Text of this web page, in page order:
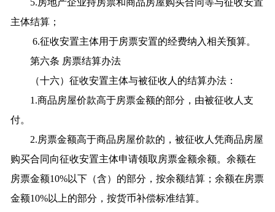
5.房地产企业持房票和商品房屋购买合同等与征收安置
主体结算；
6.征收安置主体用于房票安置的经费纳入相关预算。
第六条 房票结算办法
（十六）征收安置主体与被征收人的结算办法：
1.商品房屋价款高于房票金额的部分，由被征收人支
付。
2.房票金额高于商品房屋价款的，被征收人凭商品房屋
购买合同向征收安置主体申请领取房票金额余额。余额在
房票金额10%以下（含）的部分，按余额结算；余额在房票
金额10%以上的部分，按货币补偿标准结算。